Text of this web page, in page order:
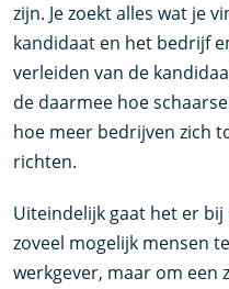
zijn. Je zoekt alles wat je
kandidaat en het bedrijf
verleiden van de
de daarmee hoe
hoe meer bedrijven zich
richten.
Uiteindelijk gaat het er
zoveel mogelijk mensen
werkgever, maar om een